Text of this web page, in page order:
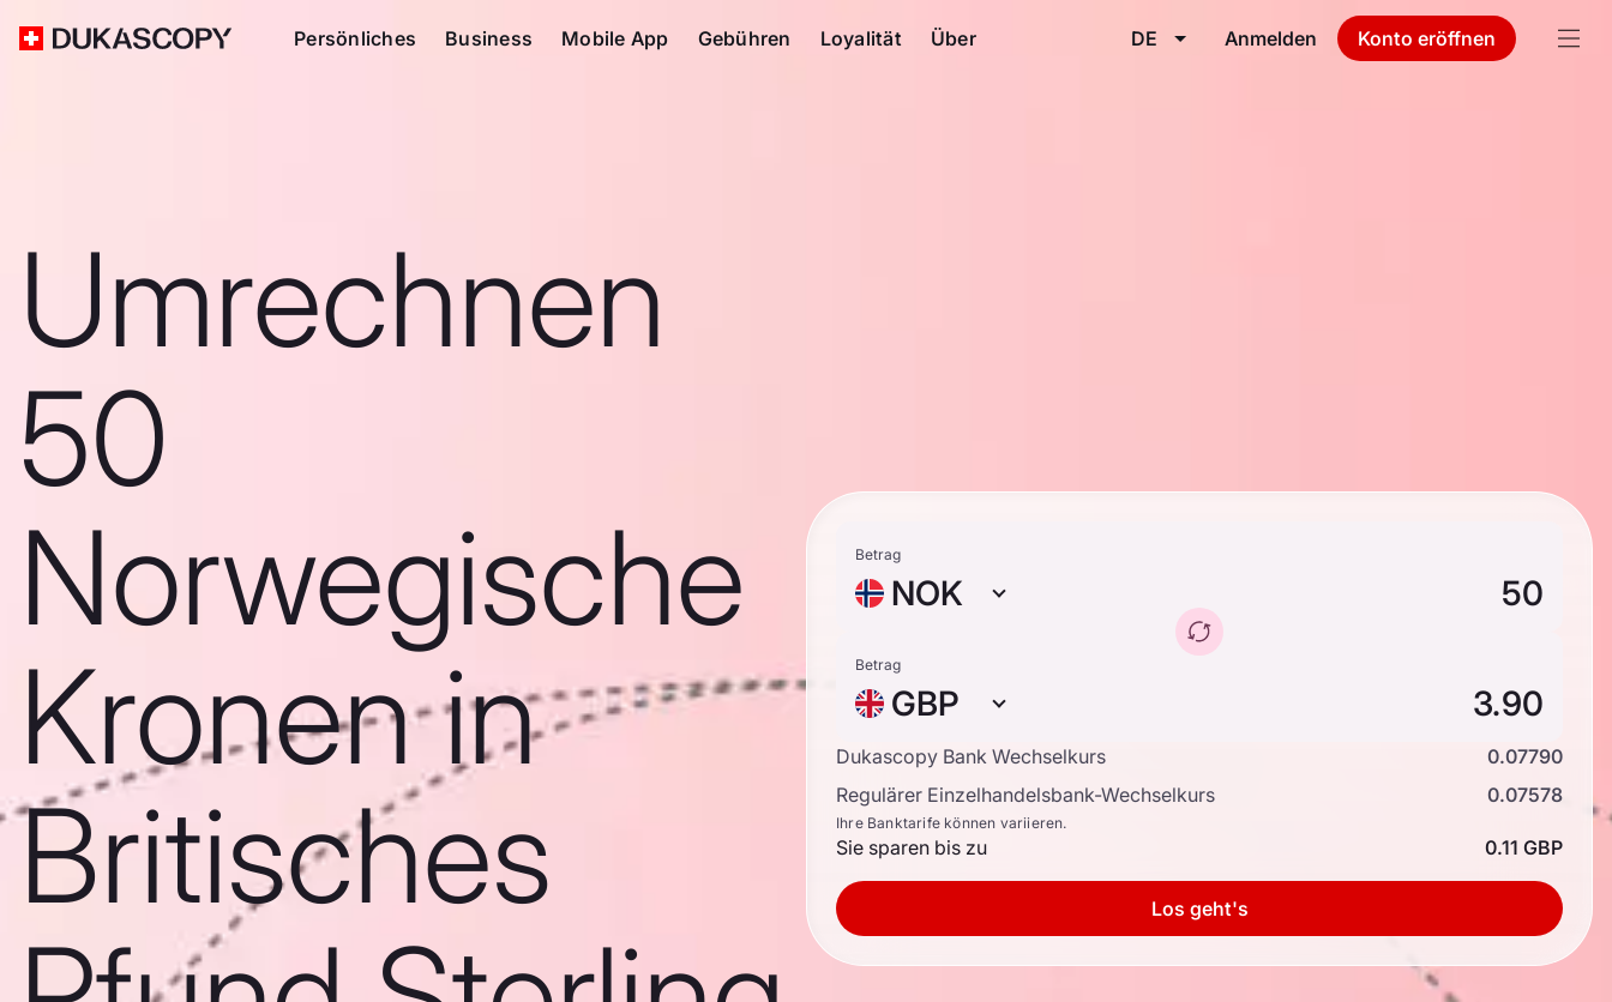
Persönliches Business Mobile App Gebühren Loyalität Über DE Anmelden Konto eröffnen
Umrechnen
50
Norwegische
Kronen in
Britisches
Betrag
NOK
Betrag
GBP
Dukascopy Bank Wechselkurs
0.07790
Regulärer Einzelhandelsbank-Wechselkurs
0.07578
Ihre Banktarife können variieren.
Sie sparen bis zu 0.11 GBP
Los geht's